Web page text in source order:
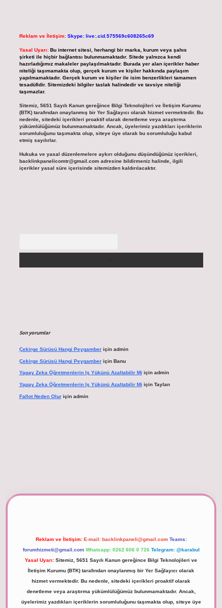
Reklam ve İletişim: Skype: live:.cid.575569c608265c69
Yasal Uyarı: Bu internet sitesi, herhangi bir marka, kurum veya şahıs
şirketi ile hiçbir bağlantısı bulunmamaktadır. Sitede yalnızca kendi
hazırladığımız makaleler paylaşılmaktadır. Burada yer alan içerikler haber
niteliği taşımamakta olup, gerçek kurum ve kişiler hakkında paylaşım
yapılmamaktadır. Gerçek kurum ve kişiler ile isim benzerlikleri tamamen
tesadüfidir. Sitemizdeki bilgiler taslak halindedir ve tavsiye niteliği
taşımazlar.
Sitemiz, 5651 Sayılı Kanun gereğince Bilgi Teknolojileri ve İletişim Kurumu
(BTK) tarafından onaylanmış bir Yer Sağlayıcı olarak hizmet vermektedir. Bu
nedenle, sitedeki içerikleri proaktif olarak denetleme veya araştırma
yükümlülüğümüz bulunmamaktadır. Ancak, üyelerimiz yazdıkları içeriklerin
sorumluluğunu taşımakta olup, siteye üye olarak bu sorumluluğu kabul
etmiş sayılırlar.
Hukuka ve yasal düzenlemelere aykırı olduğunu düşündüğünüz içerikleri,
backlinkpanelicomtr@gmail.comadresine bildirmeniz halinde, ilgili
içerikler yasal süre içerisinde sitemizden kaldırılacaktır.
Son yorumlar
Çekirge Sürüsü Hangi Peygamberiçin admin
Çekirge Sürüsü Hangi Peygamberiçin Banu
Yapay Zeka Öğretmenlerin Iş Yükünü Azaltabilir Mi için admin
Yapay Zeka Öğretmenlerin Iş Yükünü Azaltabilir Mi için Taylan
Fallot Neden Oluriçin admin
Reklam ve İletişim: E-mail: backlinkpaneli@gmail.com Teams:
forumhizmeti@gmail.com Whatsapp: 0262 606 0 726 Telegram: @karabul
Yasal Uyarı: Sitemiz, 5651 Sayılı Kanun gereğince Bilgi Teknolojileri ve
İletişim Kurumu (BTK) tarafından onaylanmış bir Yer Sağlayıcı olarak
hizmet vermektedir. Bu nedenle, sitedeki içerikleri proaktif olarak
denetleme veya araştırma yükümlülüğümüz bulunmamaktadır. Ancak,
üyelerimiz yazdıkları içeriklerin sorumluluğunu taşımakta olup, siteye üye